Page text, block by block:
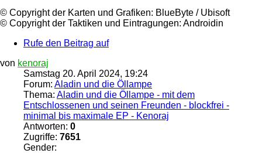
©️ Copyright der Karten und Grafiken: BlueByte / Ubisoft
©️ Copyright der Taktiken und Eintragungen: Androidin
Rufe den Beitrag auf
von kenoraj
Samstag 20. April 2024, 19:24
Forum: Aladin und die Öllampe
Thema: Aladin und die Öllampe - mit dem
Entschlossenen und seinen Freunden - blockfrei -
minimal bis maximale EP - Kenoraj
Antworten: 0
Zugriffe: 7651
Gender: